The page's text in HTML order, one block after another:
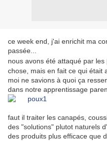
ce week end, j'ai enrichit ma
passée...
nous avons été attaqué par les
chose, mais en fait ce qui était
moi ne savions à quoi ça
dans notre apprentissage
faut il traiter les canapés,
des "solutions" plutot naturels
des produits plus efficace que